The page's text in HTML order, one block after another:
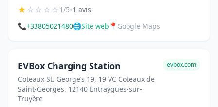
★☆☆☆☆1/5•1 avis
📞+33805021480🌐Site web 📍 Google Maps
EVBox Charging Station
Coteaux St. George’s 19, 19 VC Coteaux de
Saint-Georges, 12140 Entraygues-sur-
Truyère
evbox.com